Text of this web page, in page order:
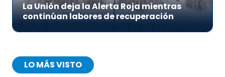
La Unión deja la Alerta Roja mientras
continúan labores de recuperación
LO MÁS VISTO